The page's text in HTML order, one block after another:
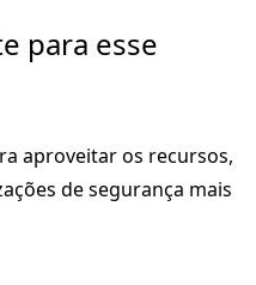
para esse
aproveitar os recursos,
de segurança mais